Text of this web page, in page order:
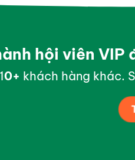
hội viên VIP
0+ khách hàng khác.